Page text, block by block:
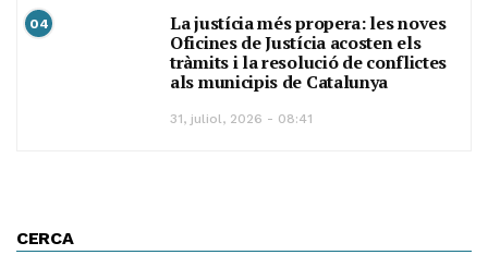
04
La justícia més propera: les noves
Oficines de Justícia acosten els
tràmits i la resolució de conflictes
als municipis de Catalunya
31, juliol, 2026 - 08:41
CERCA